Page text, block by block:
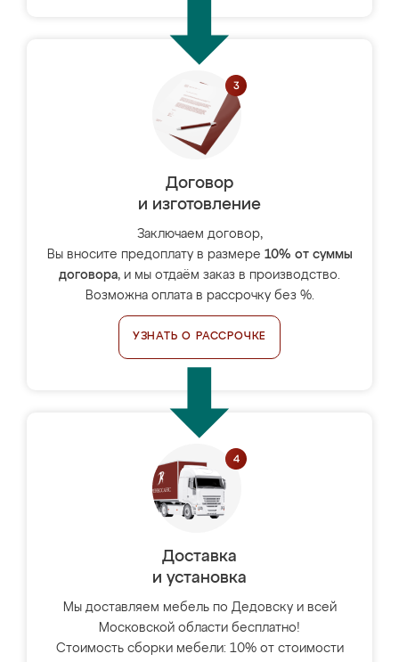
Договор
и изготовление
Заключаем договор,
Вы вносите предоплату в размере 10% от суммы
договора, и мы отдаём заказ в производство.
Возможна оплата в рассрочку без %.
УЗНАТЬ О РАССРОЧКЕ
Доставка
и установка
Мы доставляем мебель по Дедовску и всей
Московской области бесплатно!
Стоимость сборки мебели: 10% от стоимости